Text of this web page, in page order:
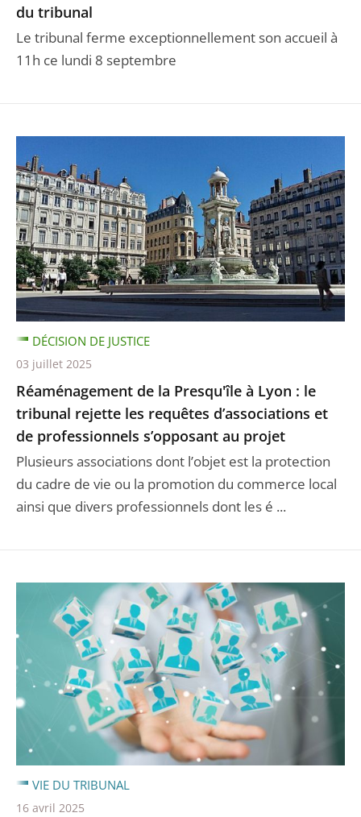
du tribunal
Le tribunal ferme exceptionnellement son accueil à
11h ce lundi 8 septembre
Réaménagement de la Presqu'île à Lyon : le
tribunal rejette les requêtes d’associations et
de professionnels s’opposant au projet
Plusieurs associations dont l’objet est la protection
du cadre de vie ou la promotion du commerce local
ainsi que divers professionnels dont les é ...
DÉCISION DE JUSTICE
03 juillet 2025
VIE DU TRIBUNAL
16 avril 2025